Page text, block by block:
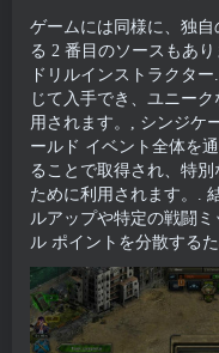
ゲームには同様に、独
る 2 番目のソースもあ
ドリルインストラクタ
じて入手でき、ユニー
用されます。, シンジケ
ールド イベント全体を
ることで取得され、特
ために利用されます。.
ルアップや特定の戦闘
ル ポイントを分散する